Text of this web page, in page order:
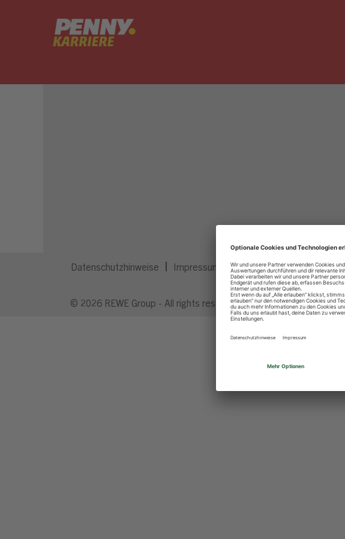
Datenschutzhinweise Impressum Privatsphäre-Einstellungen
© 2026 REWE Group - All rights reserved